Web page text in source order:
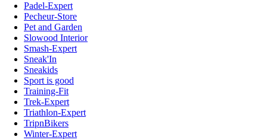
Padel-Expert
Pecheur-Store
Pet and Garden
Slowood Interior
Smash-Expert
Sneak'In
Sneakids
Sport is good
Training-Fit
Trek-Expert
Triathlon-Expert
TripnBikers
Winter-Expert